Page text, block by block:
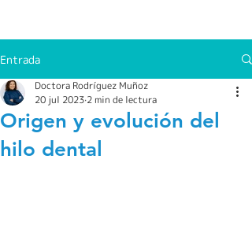
Entrada
Origen y evolución del
hilo dental
Doctora Rodríguez Muñoz
20 jul 2023 2 min de lectura